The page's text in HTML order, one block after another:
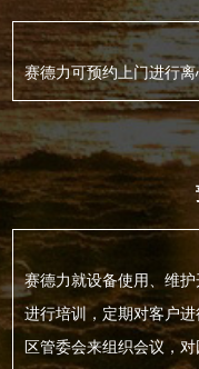
赛德力可预约上门进行离
赛德力就设备使用、维
进行培训，定期对客户
区管委会来组织会议，